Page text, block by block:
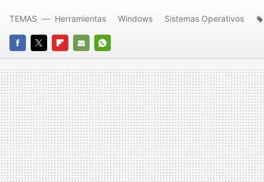
FACEBOOK
TWITTERFLIPBOARD
E-
MAIL
WHATSAPP
TEMAS Herramientas Windows Sistemas Operativos